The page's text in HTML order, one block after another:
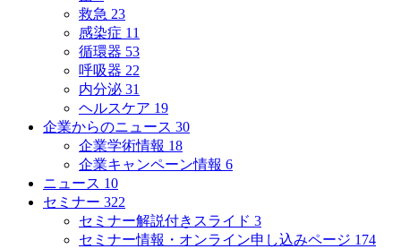
救急 23
感染症 11
循環器 53
呼吸器 22
内分泌 31
ヘルスケア 19
企業からのニュース 30
企業学術情報 18
企業キャンペーン情報 6
ニュース 10
セミナー 322
セミナー解説付きスライド 3
セミナー情報・オンライン申し込みページ 174